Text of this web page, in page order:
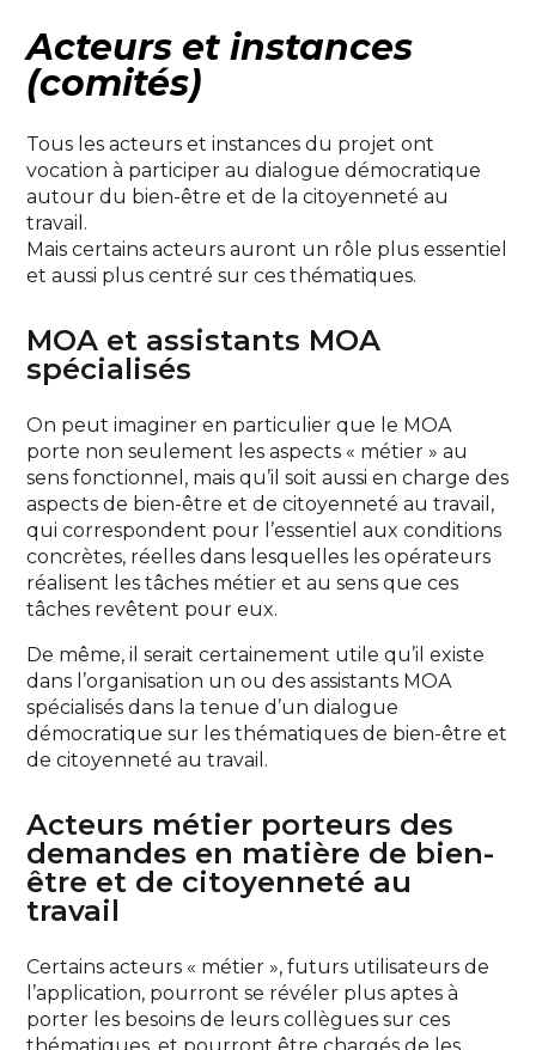
Acteurs et instances
(comités)
Tous les acteurs et instances du projet ont
vocation à participer au dialogue démocratique
autour du bien-être et de la citoyenneté au
travail.
Mais certains acteurs auront un rôle plus essentiel
et aussi plus centré sur ces thématiques.
MOA et assistants MOA
spécialisés
On peut imaginer en particulier que le MOA
porte non seulement les aspects « métier » au
sens fonctionnel, mais qu’il soit aussi en charge des
aspects de bien-être et de citoyenneté au travail,
qui correspondent pour l’essentiel aux conditions
concrètes, réelles dans lesquelles les opérateurs
réalisent les tâches métier et au sens que ces
tâches revêtent pour eux.
De même, il serait certainement utile qu’il existe
dans l’organisation un ou des assistants MOA
spécialisés dans la tenue d’un dialogue
démocratique sur les thématiques de bien-être et
de citoyenneté au travail.
Acteurs métier porteurs des
demandes en matière de bien-
être et de citoyenneté au
travail
Certains acteurs « métier », futurs utilisateurs de
l’application, pourront se révéler plus aptes à
porter les besoins de leurs collègues sur ces